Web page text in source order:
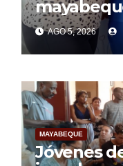
podio
AGO 5, 2026
MAYABEQUE
Jóvenes de Melena del Sur